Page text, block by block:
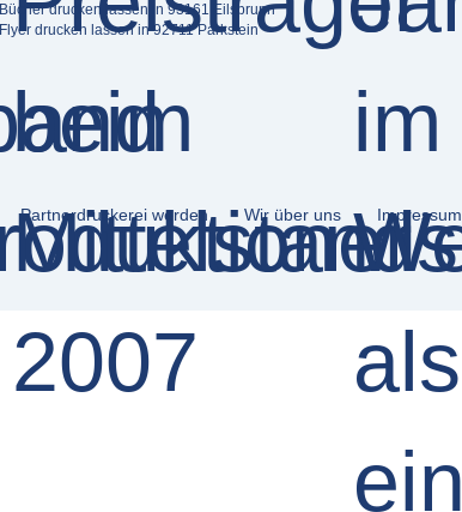
Bücher drucken lassen in 93161 Eilsbrunn
Flyer drucken lassen in 92711 Parkstein
Partnerdruckerei werden Wir über uns Impressum